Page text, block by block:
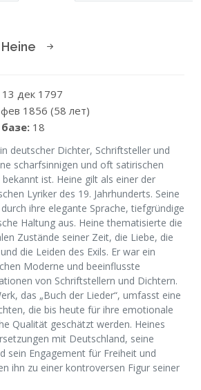
13 дек 1797
1856 (58 лет)
18
deutscher Dichter, Schriftsteller und
scharfsinnigen und oft satirischen
bekannt ist. Heine gilt als einer der
Lyriker des 19. Jahrhunderts. Seine
ihre elegante Sprache, tiefgründige
Haltung aus. Heine thematisierte die
Zustände seiner Zeit, die Liebe, die
die Leiden des Exils. Er war ein
Moderne und beeinflusste
von Schriftstellern und Dichtern.
das „Buch der Lieder“, umfasst eine
die bis heute für ihre emotionale
Qualität geschätzt werden. Heines
mit Deutschland, seine
sein Engagement für Freiheit und
ihn zu einer kontroversen Figur seiner